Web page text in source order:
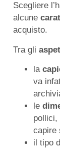
Scegliere
alcune
acquisto.
Tra gli
la
va
le
pollici,
capire
il tipo